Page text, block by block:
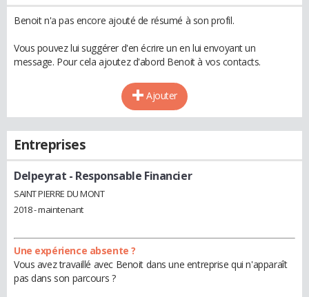
Benoit n'a pas encore ajouté de résumé à son profil.
Vous pouvez lui suggérer d'en écrire un en lui envoyant un
message. Pour cela ajoutez d'abord Benoit à vos contacts.
Ajouter
Entreprises
Delpeyrat - Responsable Financier
SAINT PIERRE DU MONT
2018 - maintenant
Une expérience absente ?
Vous avez travaillé avec Benoit dans une entreprise qui n'apparaît
pas dans son parcours ?